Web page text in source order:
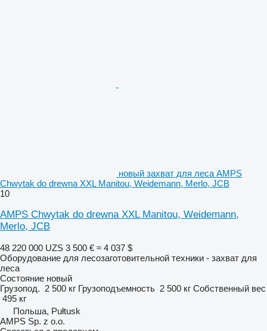
новый захват для леса AMPS
Chwytak do drewna XXL Manitou, Weidemann, Merlo, JCB
10
AMPS Chwytak do drewna XXL Manitou, Weidemann,
Merlo, JCB
48 220 000 UZS 3 500 € ≈ 4 037 $
Оборудование для лесозаготовительной техники - захват для
леса
Состояние новый
Грузопод. 2 500 кг Грузоподъемность 2 500 кг Собственный вес
495 кг
Польша, Pułtusk
AMPS Sp. z o.o.